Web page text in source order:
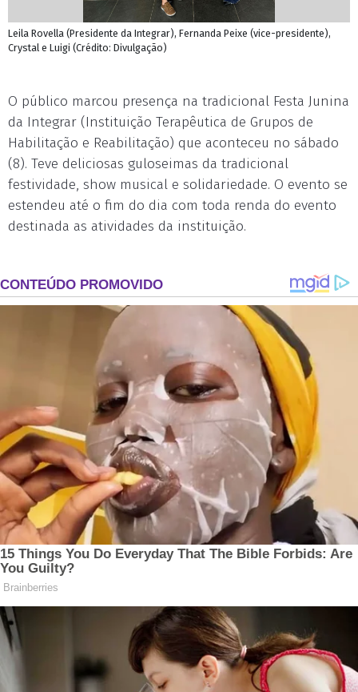
Leila Rovella (Presidente da Integrar), Fernanda Peixe (vice-presidente),
Crystal e Luigi (Crédito: Divulgação)
O público marcou presença na tradicional Festa Junina
da Integrar (Instituição Terapêutica de Grupos de
Habilitação e Reabilitação) que aconteceu no sábado
(8). Teve deliciosas guloseimas da tradicional
festividade, show musical e solidariedade. O evento se
estendeu até o fim do dia com toda renda do evento
destinada as atividades da instituição.